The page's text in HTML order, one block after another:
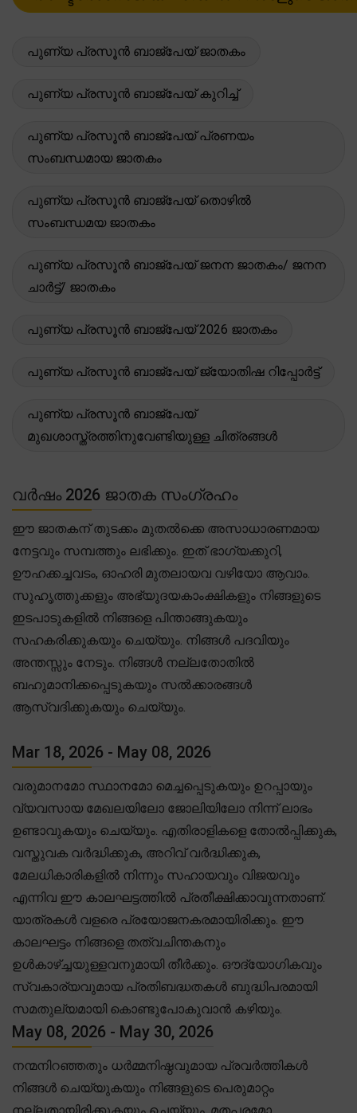
പുണ്യ പ്രസൂൻ ബാജ്പേയ് ജാതകം
പുണ്യ പ്രസൂൻ ബാജ്പേയ് കുറിച്ച്
പുണ്യ പ്രസൂൻ ബാജ്പേയ് പ്രണയം
സംബന്ധമായ ജാതകം
പുണ്യ പ്രസൂൻ ബാജ്പേയ് തൊഴിൽ
സംബന്ധമയ ജാതകം
പുണ്യ പ്രസൂൻ ബാജ്പേയ് ജനന ജാതകം/ ജനന
ചാർട്ട്/ ജാതകം
പുണ്യ പ്രസൂൻ ബാജ്പേയ് 2026 ജാതകം
പുണ്യ പ്രസൂൻ ബാജ്പേയ് ജ്യോതിഷ റിപ്പോർട്ട്
പുണ്യ പ്രസൂൻ ബാജ്പേയ്
മുഖശാസ്ത്രത്തിനുവേണ്ടിയുള്ള ചിത്രങ്ങൾ
വർഷം 2026 ജാതക സംഗ്രഹം
ഈ ജാതകന് തുടക്കം മുതൽക്കെ അസാധാരണമായ
നേട്ടവും സമ്പത്തും ലഭിക്കും. ഇത് ഭാഗ്യക്കുറി,
ഊഹക്കച്ചവടം, ഓഹരി മുതലായവ വഴിയോ ആവാം.
സുഹൃത്തുക്കളും അഭ്യുദയകാംക്ഷികളും നിങ്ങളുടെ
ഇടപാടുകളിൽ നിങ്ങളെ പിന്താങ്ങുകയും
സഹകരിക്കുകയും ചെയ്യും. നിങ്ങൾ പദവിയും
അന്തസ്സും നേടും. നിങ്ങൾ നല്ലതോതിൽ
ബഹുമാനിക്കപ്പെടുകയും സൽക്കാരങ്ങൾ
ആസ്വദിക്കുകയും ചെയ്യും.
Mar 18, 2026 - May 08, 2026
വരുമാനമോ സ്ഥാനമോ മെച്ചപ്പെടുകയും ഉറപ്പായും
വ്യവസായ മേഖലയിലോ ജോലിയിലോ നിന്ന് ലാഭം
ഉണ്ടാവുകയും ചെയ്യും. എതിരാളികളെ തോൽപ്പിക്കുക,
വസ്തുവക വർദ്ധിക്കുക, അറിവ് വർദ്ധിക്കുക,
മേലധികാരികളിൽ നിന്നും സഹായവും വിജയവും
എന്നിവ ഈ കാലഘട്ടത്തിൽ പ്രതീക്ഷിക്കാവുന്നതാണ്.
യാത്രകൾ വളരെ പ്രയോജനകരമായിരിക്കും. ഈ
കാലഘട്ടം നിങ്ങളെ തത്വചിന്തകനും
ഉൾകാഴ്ച്ചയുള്ളവനുമായി തീർക്കും. ഔദ്യോഗികവും
സ്വകാര്യവുമായ പ്രതിബദ്ധതകൾ ബുദ്ധിപരമായി
സമതുല്യമായി കൊണ്ടുപോകുവാൻ കഴിയും.
May 08, 2026 - May 30, 2026
നന്മനിറഞ്ഞതും ധർമ്മനിഷ്ഠവുമായ പ്രവർത്തികൾ
നിങ്ങൾ ചെയ്യുകയും നിങ്ങളുടെ പെരുമാറ്റം